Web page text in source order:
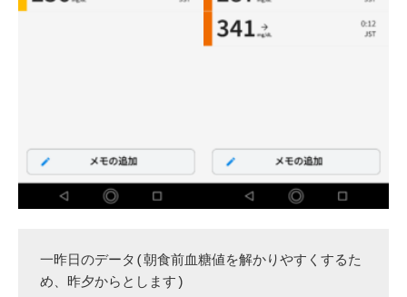
一昨日のデータ(朝食前血糖値を解かりやすくするた
め、昨夕からとします)